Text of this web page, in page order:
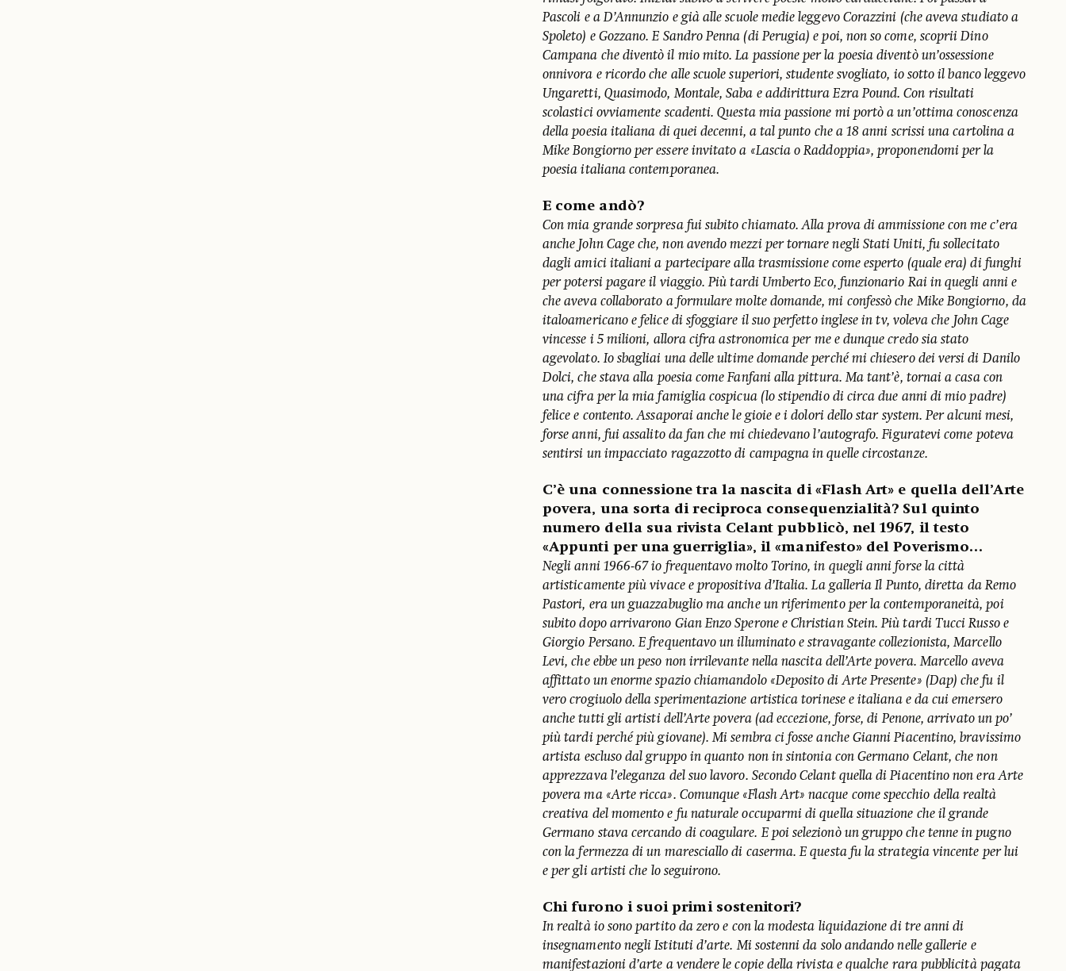
Pascoli e a D’Annunzio e già alle scuole medie leggevo Corazzini (che aveva studiato a
Spoleto) e Gozzano. E Sandro Penna (di Perugia) e poi, non so come, scoprii Dino
Campana che diventò il mio mito. La passione per la poesia diventò un’ossessione
onnivora e ricordo che alle scuole superiori, studente svogliato, io sotto il banco leggevo
Ungaretti, Quasimodo, Montale, Saba e addirittura Ezra Pound. Con risultati
scolastici ovviamente scadenti. Questa mia passione mi portò a un’ottima conoscenza
della poesia italiana di quei decenni, a tal punto che a 18 anni scrissi una cartolina a
Mike Bongiorno per essere invitato a «Lascia o Raddoppia», proponendomi per la
poesia italiana contemporanea.
E come andò?
Con mia grande sorpresa fui subito chiamato. Alla prova di ammissione con me c’era
anche John Cage che, non avendo mezzi per tornare negli Stati Uniti, fu sollecitato
dagli amici italiani a partecipare alla trasmissione come esperto (quale era) di funghi
per potersi pagare il viaggio. Più tardi Umberto Eco, funzionario Rai in quegli anni e
che aveva collaborato a formulare molte domande, mi confessò che Mike Bongiorno, da
italoamericano e felice di sfoggiare il suo perfetto inglese in tv, voleva che John Cage
vincesse i 5 milioni, allora cifra astronomica per me e dunque credo sia stato
agevolato. Io sbagliai una delle ultime domande perché mi chiesero dei versi di Danilo
Dolci, che stava alla poesia come Fanfani alla pittura. Ma tant’è, tornai a casa con
una cifra per la mia famiglia cospicua (lo stipendio di circa due anni di mio padre)
felice e contento. Assaporai anche le gioie e i dolori dello star system. Per alcuni mesi,
forse anni, fui assalito da fan che mi chiedevano l’autografo. Figuratevi come poteva
sentirsi un impacciato ragazzotto di campagna in quelle circostanze.
C’è una connessione tra la nascita di «Flash Art» e quella dell’Arte
povera, una sorta di reciproca consequenzialità? Sul quinto
numero della sua rivista Celant pubblicò, nel 1967, il testo
«Appunti per una guerriglia», il «manifesto» del Poverismo…
Negli anni 1966-67 io frequentavo molto Torino, in quegli anni forse la città
artisticamente più vivace e propositiva d’Italia. La galleria Il Punto, diretta da Remo
Pastori, era un guazzabuglio ma anche un riferimento per la contemporaneità, poi
subito dopo arrivarono Gian Enzo Sperone e Christian Stein. Più tardi Tucci Russo e
Giorgio Persano. E frequentavo un illuminato e stravagante collezionista, Marcello
Levi, che ebbe un peso non irrilevante nella nascita dell’Arte povera. Marcello aveva
affittato un enorme spazio chiamandolo «Deposito di Arte Presente» (Dap) che fu il
vero crogiuolo della sperimentazione artistica torinese e italiana e da cui emersero
anche tutti gli artisti dell’Arte povera (ad eccezione, forse, di Penone, arrivato un po’
più tardi perché più giovane). Mi sembra ci fosse anche Gianni Piacentino, bravissimo
artista escluso dal gruppo in quanto non in sintonia con Germano Celant, che non
apprezzava l’eleganza del suo lavoro. Secondo Celant quella di Piacentino non era Arte
povera ma «Arte ricca». Comunque «Flash Art» nacque come specchio della realtà
creativa del momento e fu naturale occuparmi di quella situazione che il grande
Germano stava cercando di coagulare. E poi selezionò un gruppo che tenne in pugno
con la fermezza di un maresciallo di caserma. E questa fu la strategia vincente per lui
e per gli artisti che lo seguirono.
Chi furono i suoi primi sostenitori?
In realtà io sono partito da zero e con la modesta liquidazione di tre anni di
insegnamento negli Istituti d’arte. Mi sostenni da solo andando nelle gallerie e
manifestazioni d’arte a vendere le copie della rivista e qualche rara pubblicità pagata